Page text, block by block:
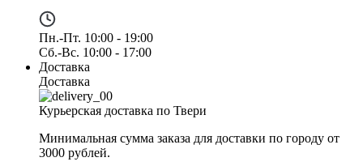
Пн.-Пт. 10:00 - 19:00
Сб.-Вс. 10:00 - 17:00
Доставка
Доставка
Курьерская доставка по Твери
Минимальная сумма заказа для доставки по городу от
3000 рублей.